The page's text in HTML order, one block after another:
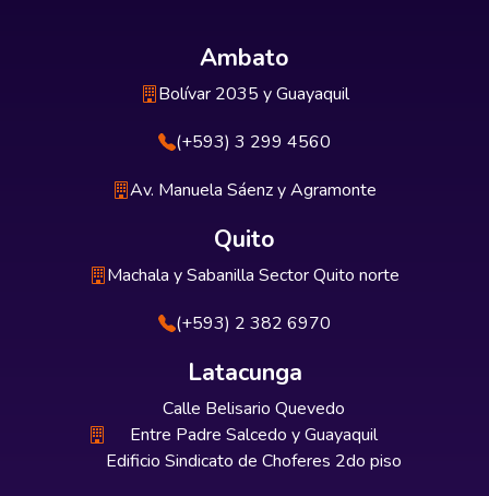
Ambato
Bolívar 2035 y Guayaquil
(+593) 3 299 4560
Av. Manuela Sáenz y Agramonte
Quito
Machala y Sabanilla Sector Quito norte
(+593) 2 382 6970
Latacunga
Calle Belisario Quevedo
Entre Padre Salcedo y Guayaquil
Edificio Sindicato de Choferes 2do piso